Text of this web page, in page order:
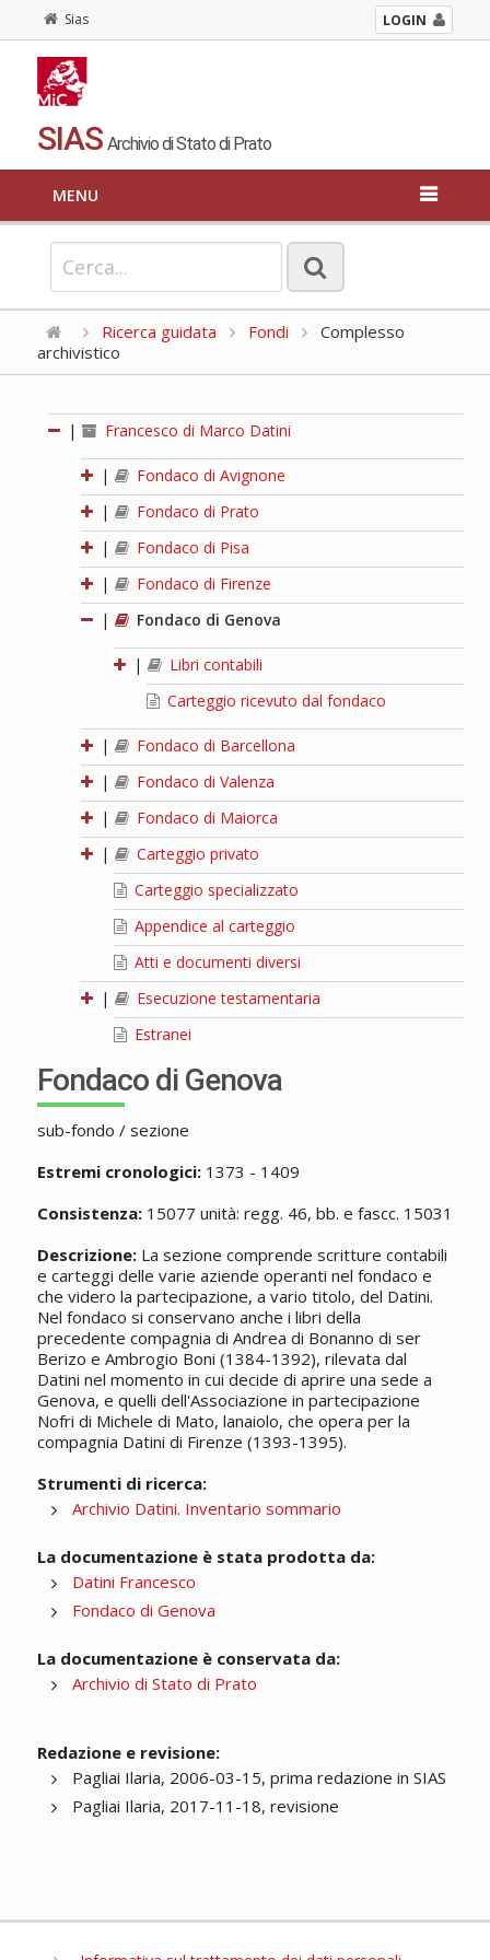
Sias LOGIN
SIAS Archivio di Stato di Prato
MENU
Ricerca guidata Fondi
Complesso
archivistico
| Francesco di Marco Datini
|
Fondaco di Avignone
|
Fondaco di Prato
|
Fondaco di Pisa
|
Fondaco di Firenze
|
Fondaco di Genova
|
Libri contabili
Carteggio ricevuto dal fondaco
|
Fondaco di Barcellona
|
Fondaco di Valenza
|
Fondaco di Maiorca
|
Carteggio privato
Carteggio specializzato
Appendice al carteggio
Atti e documenti diversi
|
Esecuzione testamentaria
Estranei
Fondaco di Genova
sub-fondo / sezione
Estremi cronologici:1373 - 1409
Consistenza:15077 unità: regg. 46, bb. e fascc. 15031
Descrizione:La sezione comprende scritture contabili
e carteggi delle varie aziende operanti nel fondaco e
che videro la partecipazione, a vario titolo, del Datini.
Nel fondaco si conservano anche i libri della
precedente compagnia di Andrea di Bonanno di ser
Berizo e Ambrogio Boni (1384-1392), rilevata dal
Datini nel momento in cui decide di aprire una sede a
Genova, e quelli dell'Associazione in partecipazione
Nofri di Michele di Mato, lanaiolo, che opera per la
compagnia Datini di Firenze (1393-1395).
Strumenti di ricerca:
Archivio Datini. Inventario sommario
La documentazione è stata prodotta da:
Datini Francesco
Fondaco di Genova
La documentazione è conservata da:
Archivio di Stato di Prato
Redazione e revisione:
Pagliai Ilaria, 2006-03-15, prima redazione in SIAS
Pagliai Ilaria, 2017-11-18, revisione